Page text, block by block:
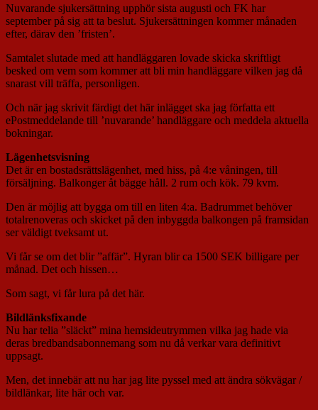
Nuvarande sjukersättning upphör sista augusti och FK har
september på sig att ta beslut. Sjukersättningen kommer månaden
efter, därav den ’fristen’.
Samtalet slutade med att handläggaren lovade skicka skriftligt
besked om vem som kommer att bli min handläggare vilken jag då
snarast vill träffa, personligen.
Och när jag skrivit färdigt det här inlägget ska jag författa ett
ePostmeddelande till ’nuvarande’ handläggare och meddela aktuella
bokningar.
Lägenhetsvisning
Det är en bostadsrättslägenhet, med hiss, på 4:e våningen, till
försäljning. Balkonger åt bägge håll. 2 rum och kök. 79 kvm.
Den är möjlig att bygga om till en liten 4:a. Badrummet behöver
totalrenoveras och skicket på den inbyggda balkongen på framsidan
ser väldigt tveksamt ut.
Vi får se om det blir ”affär”. Hyran blir ca 1500 SEK billigare per
månad. Det och hissen…
Som sagt, vi får lura på det här.
Bildlänksfixande
Nu har telia ”släckt” mina hemsideutrymmen vilka jag hade via
deras bredbandsabonnemang som nu då verkar vara definitivt
uppsagt.
Men, det innebär att nu har jag lite pyssel med att ändra sökvägar /
bildlänkar, lite här och var.